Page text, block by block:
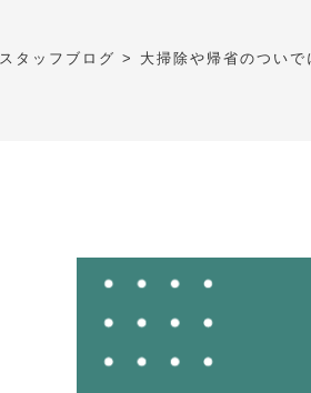
スタッフブログ > 大掃除や帰省のつい